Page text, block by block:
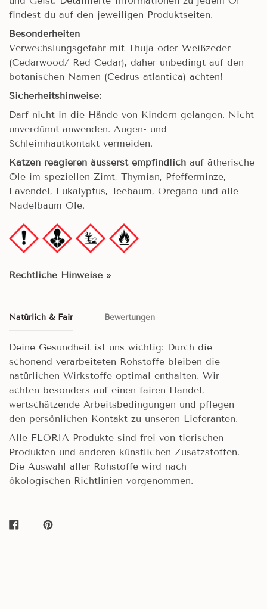
findest du auf den jeweiligen Produktseiten.
Besonderheiten
Verwechslungsgefahr mit Thuja oder Weißzeder
(Cedarwood/ Red Cedar), daher unbedingt auf den
botanischen Namen (Cedrus atlantica) achten!
Sicherheitshinweise:
Darf nicht in die Hände von Kindern gelangen. Nicht
unverdünnt anwenden. Augen- und
Schleimhautkontakt vermeiden.
Katzen reagieren äusserst empfindlich auf ätherische
Öle im speziellen Zimt, Thymian, Pfefferminze,
Lavendel, Eukalyptus, Teebaum, Oregano und alle
Nadelbaum Öle.
Rechtliche Hinweise »
Natürlich & Fair Bewertungen
Deine Gesundheit ist uns wichtig: Durch die
schonend verarbeiteten Rohstoffe bleiben die
natürlichen Wirkstoffe optimal enthalten. Wir
achten besonders auf einen fairen Handel,
wertschätzende Arbeitsbedingungen und pflegen
den persönlichen Kontakt zu unseren Lieferanten.
Alle FLORIA Produkte sind frei von tierischen
Produkten und anderen künstlichen Zusatzstoffen.
Die Auswahl aller Rohstoffe wird nach
ökologischen Richtlinien vorgenommen.
AUF
AUF